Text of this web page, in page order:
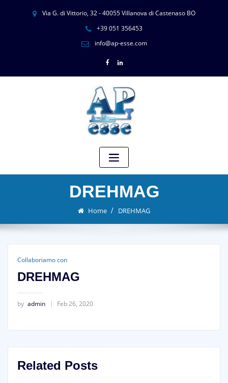
Via G. di Vittorio, 32 - 40055 Villanova di Castenaso BO
+39 051 356453
info@ap-esse.com
DREHMAG
Home DREHMAG
Collaboriamo con
DREHMAG
by admin Feb 26, 2020
Related Posts